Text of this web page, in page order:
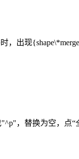
，出现
，替换为空，点